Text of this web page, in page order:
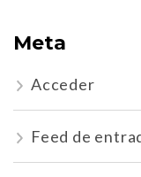
Meta
Acceder
Feed de